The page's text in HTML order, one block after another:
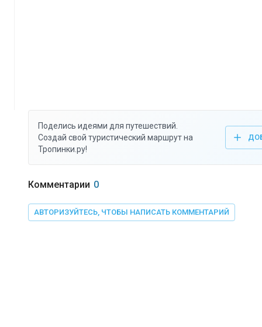
Поделись идеями для путешествий.
Создай свой туристический маршрут на
Тропинки.ру!
Комментарии 0
АВТОРИЗУЙТЕСЬ, ЧТОБЫ НАПИСАТЬ КОММЕНТАРИЙ